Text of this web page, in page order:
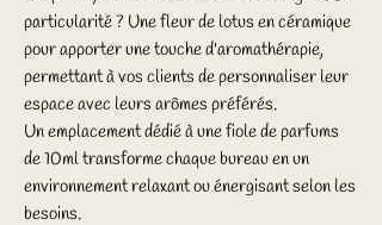
particularité ? Une fleur de lotus en céramique
pour apporter une touche d'aromathérapie,
permettant à vos clients de personnaliser leur
espace avec leurs arômes préférés.
Un emplacement dédié à une fiole de parfums
de 10ml transforme chaque bureau en un
environnement relaxant ou énergisant selon les
besoins.